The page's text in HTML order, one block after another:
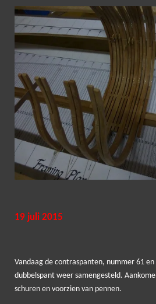
19 juli 2015
Vandaag de contraspanten, nummer 61
dubbelspant weer samengesteld.
schuren en voorzien van pennen.